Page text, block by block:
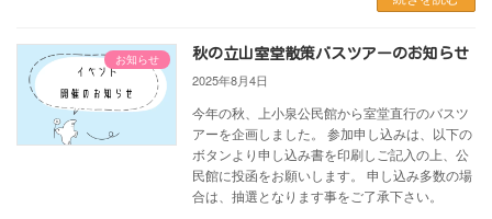
お知らせ 秋の立山室堂散策バスツアーのお知らせ
2025年8月4日
今年の秋、上小泉公民館から室堂直行のバスツ
アーを企画しました。 参加申し込みは、以下の
ボタンより申し込み書を印刷しご記入の上、公
民館に投函をお願いします。 申し込み多数の場
合は、抽選となります事をご了承下さい。